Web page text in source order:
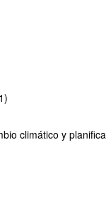
climático y